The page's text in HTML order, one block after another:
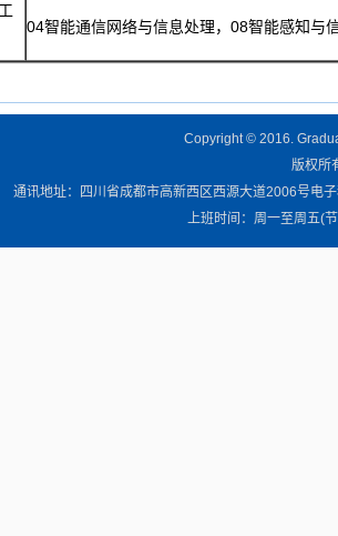
04智能通信网络与信息处理，08智能感知与
Copyright © 2016.
版权所
通讯地址：四川省成都市高新西区西源大道2006号电
上班时间：周一至周五(